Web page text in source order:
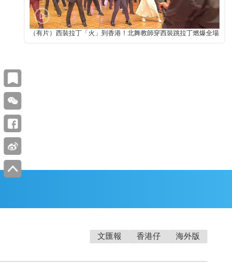
（有片）西裝拉丁「火」到香港！北舞教師穿西裝跳拉丁燃爆全場
文匯報 香港仔 海外版